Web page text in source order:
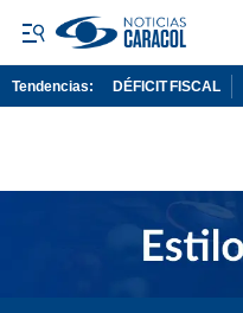
Tendencias: DÉFICIT FISCAL